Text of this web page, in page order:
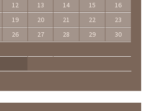
12 13 14 15
16
19 20 21 22
23
26 27 28 29
30